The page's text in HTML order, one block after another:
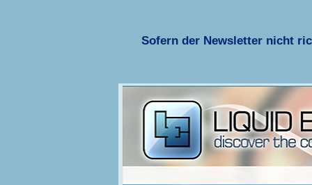
Sofern der Newsletter nicht